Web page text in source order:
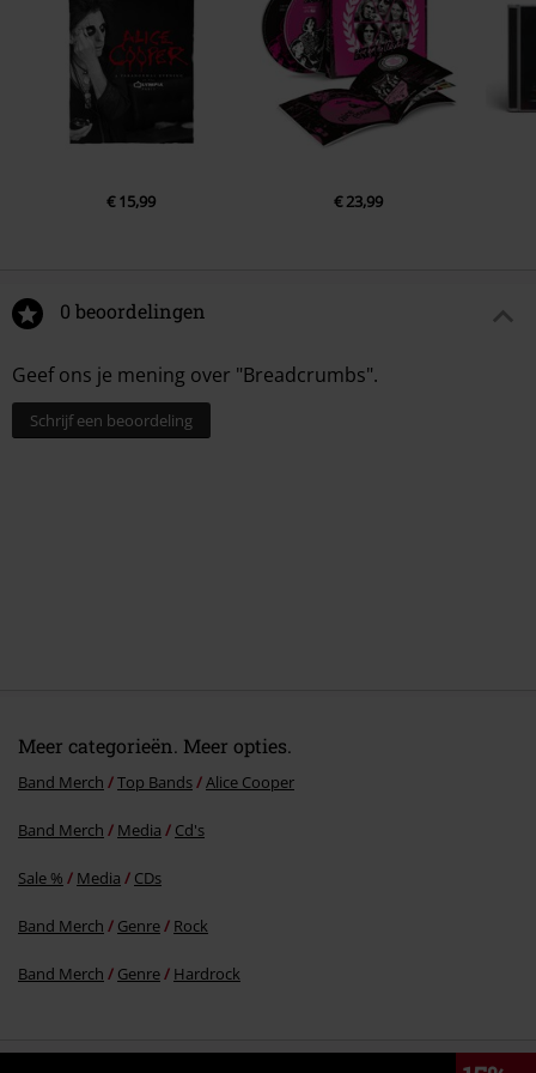
Sister Anne
Don't give up
Go man go (Live)
€ 15,99 € 23,99
0 beoordelingen
Geef ons je mening over "Breadcrumbs".
Schrijf een beoordeling
Meer categorieën. Meer opties.
Band Merch Top Bands Alice Cooper
Band Merch Media Cd's
Sale % Media CDs
Band Merch Genre Rock
Band Merch Genre Hardrock